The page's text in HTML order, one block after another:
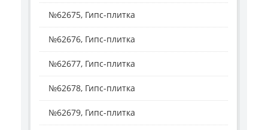
№62675, Гипс-плитка
№62676, Гипс-плитка
№62677, Гипс-плитка
№62678, Гипс-плитка
№62679, Гипс-плитка